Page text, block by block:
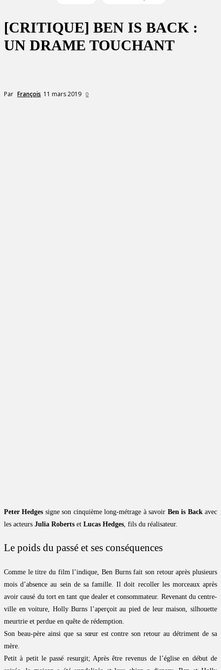
[CRITIQUE] BEN IS BACK :
UN DRAME TOUCHANT
Par François 11 mars 2019 0
Peter Hedges signe son cinquième long-métrage à savoir Ben is Backavec
les acteurs Julia Roberts et Lucas Hedges, fils du réalisateur.
Le poids du passé et ses conséquences
Comme le titre du film l’indique, Ben Burns fait son retour après plusieurs
mois d’absence au sein de sa famille. Il doit recoller les morceaux après
avoir causé du tort en tant que dealer et consommateur. Revenant du centre-
ville en voiture, Holly Burns l’aperçoit au pied de leur maison, silhouette
meurtrie et perdue en quête de rédemption.
Son beau-père ainsi que sa sœur est contre son retour au détriment de sa
mère.
Petit à petit le passé resurgit; Après être revenus de l’église en début de